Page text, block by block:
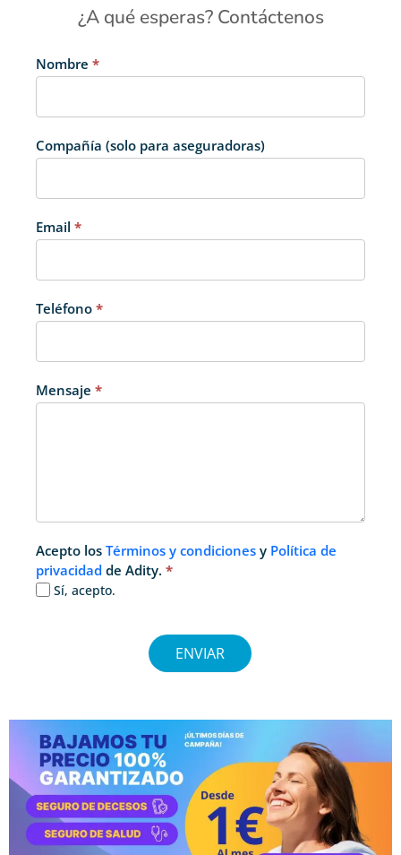
¿A qué esperas? Contáctenos
[Formulario
contacto]
Nombre *
Compañía (solo para aseguradoras)
Email *
Teléfono *
Mensaje *
Acepto los Términos y condiciones y Política de
privacidad de Adity. *
Sí, acepto.
ENVIAR